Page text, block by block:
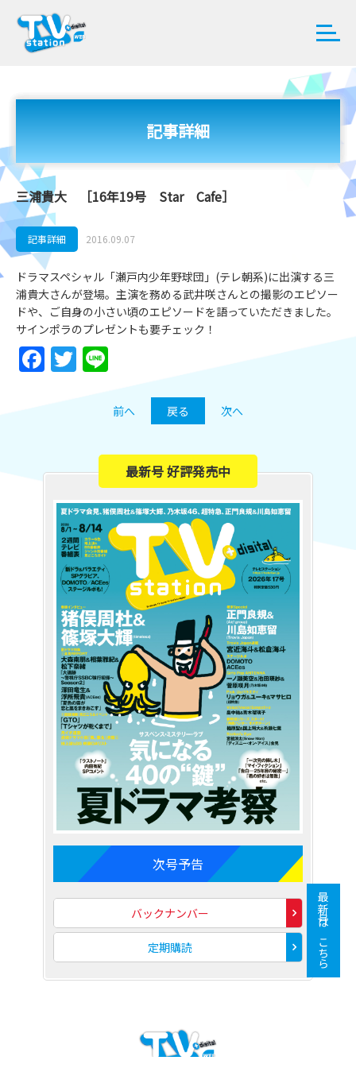
記事詳細
三浦貴大 ［16年19号 Star Cafe］
記事詳細 2016.09.07
ドラマスペシャル「瀬戸内少年野球団」(テレ朝系)に出演する三
浦貴大さんが登場。主演を務める武井咲さんとの撮影のエピソー
ドや、ご自身の小さい頃のエピソードを語っていただきました。
サインポラのプレゼントも要チェック！
Facebook
Twitter
前へ 戻る 次へ
最新号 好評発売中
次号予告
バックナンバー
定期購読 最新号はこちら